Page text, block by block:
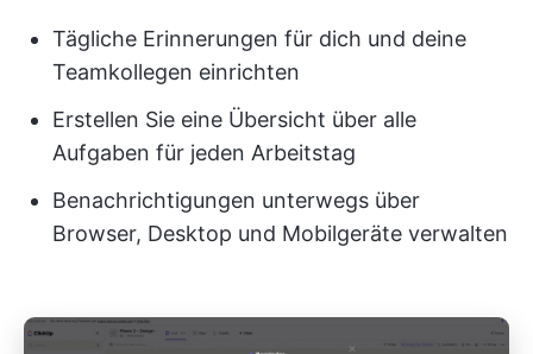
Tägliche Erinnerungen für dich und deine
Teamkollegen einrichten
Erstellen Sie eine Übersicht über alle
Aufgaben für jeden Arbeitstag
Benachrichtigungen unterwegs über
Browser, Desktop und Mobilgeräte verwalten